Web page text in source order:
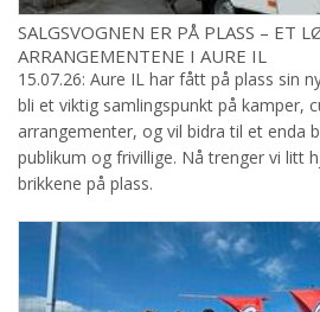
SALGSVOGNEN ER PÅ PLASS – ET
ARRANGEMENTENE I AURE IL
15.07.26: Aure IL har fått på plass sin
bli et viktig samlingspunkt på kamper,
arrangementer, og vil bidra til et enda
publikum og frivillige. Nå trenger vi litt
brikkene på plass.